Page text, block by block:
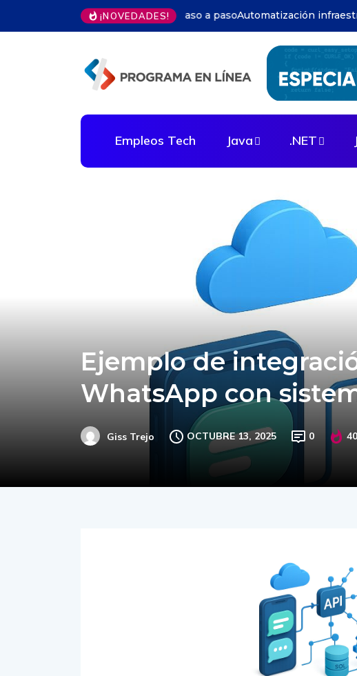
¡NOVEDADES! Automatización infraestructura
Empleos Tech Java .NET
Ejemplo de
WhatsApp con
Giss Trejo OCTUBRE 13, 2025 0